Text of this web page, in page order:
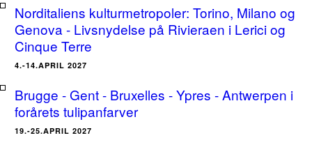
Norditaliens kulturmetropoler: Torino, Milano og
Genova - Livsnydelse på Rivieraen i Lerici og
Cinque Terre
4.-14.APRIL 2027
Brugge - Gent - Bruxelles - Ypres - Antwerpen i
forårets tulipanfarver
19.-25.APRIL 2027